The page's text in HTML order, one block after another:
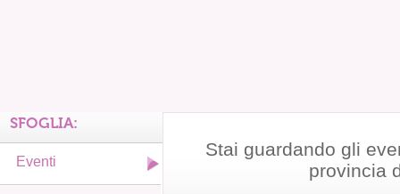
Stai guardando gli
provincia
SFOGLIA:
Eventi